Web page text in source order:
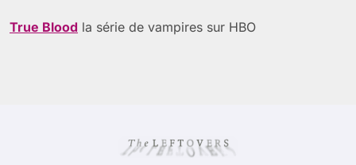
True Blood la série de vampires sur HBO